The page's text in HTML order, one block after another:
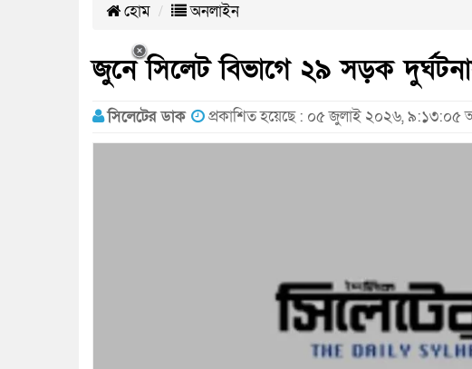
হোম অনলাইন
জুনে সিলেট বিভাগে ২৯ সড়ক
সিলেটের ডাক প্রকাশিত হয়েছে : ০৫ জুলাই ২০২৬, ৯:১৩:০৫